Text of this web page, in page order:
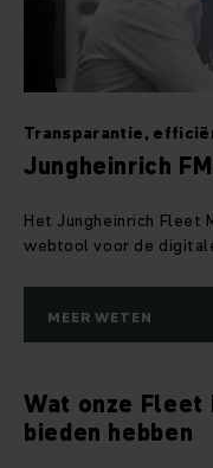
Transparantie,
Jungheinrich
Het Jungheinrich Fleet
webtool voor de
MEER WETEN
Wat onze Fleet
bieden hebben